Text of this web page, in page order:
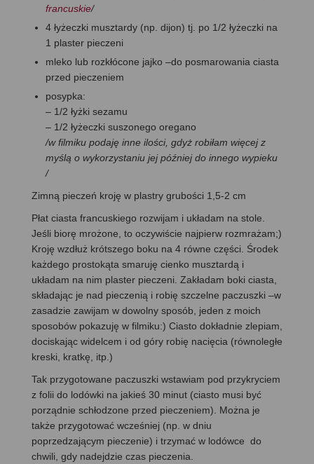
francuskie/
4 łyżeczki musztardy (np. dijon) tj. po 1/2 łyżeczki na
1 plaster pieczeni
mleko lub rozkłócone jajko –do posmarowania ciasta
przed pieczeniem
posypka:
– 1/2 łyżki sezamu
– 1/2 łyżeczki suszonego oregano
/w filmiku podaję inne ilości, gdyż robiłam więcej z
myślą o wykorzystaniu jej później do innego wypieku
/
Zimną pieczeń kroję w plastry grubości 1,5-2 cm
Płat ciasta francuskiego rozwijam i układam na stole.
Jeśli biorę mrożone, to oczywiście najpierw rozmrażam;)
Kroję wzdłuż krótszego boku na 4 równe części. Środek
każdego prostokąta smaruję cienko musztardą i
układam na nim plaster pieczeni. Zakładam boki ciasta,
składając je nad pieczenią i robię szczelne paczuszki –w
zasadzie zawijam w dowolny sposób, jeden z moich
sposobów pokazuję w filmiku:) Ciasto dokładnie zlepiam,
dociskając widelcem i od góry robię nacięcia (równoległe
kreski, kratkę, itp.)
Tak przygotowane paczuszki wstawiam pod przykryciem
z folii do lodówki na jakieś 30 minut (ciasto musi być
porządnie schłodzone przed pieczeniem). Można je
także przygotować wcześniej (np. w dniu
poprzedzającym pieczenie) i trzymać w lodówce do
chwili, gdy nadejdzie czas pieczenia.